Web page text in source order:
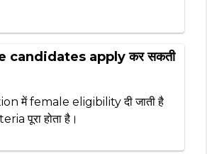
candidates apply कर सकती
में female eligibility दी जाती है
पूरा होता है।